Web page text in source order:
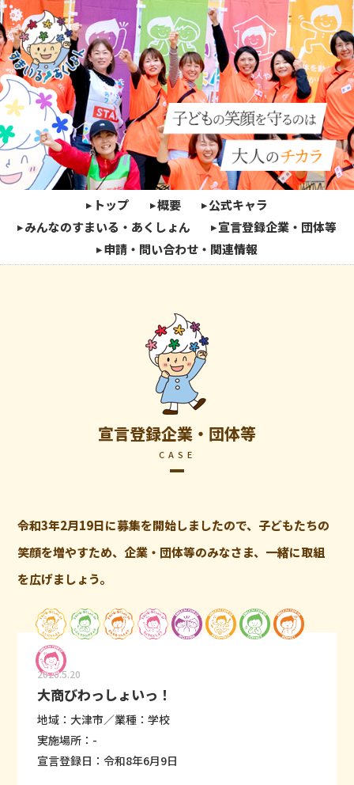
トップ 概要
公式キャラ
みんなのすまいる・あくしょん
宣言登録企業・団体等
申請・問い合わせ・関連情報
宣言登録企業・団体等
CASE
令和3年2月19日に募集を開始しましたので、子どもたちの
笑顔を増やすため、企業・団体等のみなさま、一緒に取組
を広げましょう。
2026.5.20
大商びわっしょいっ！
地域：大津市／業種：学校
実施場所：-
宣言登録日：令和8年6月9日